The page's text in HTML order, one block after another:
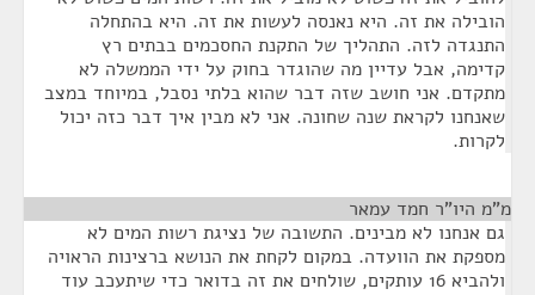
הובילה את זה. היא נאנסה לעשות את זה. היא בהתחלה
התנגדה לזה. התהליך של התקנת החסכמים בבתים רץ
קדימה, אבל עדיין מה שהוגדר בחוק על ידי הממשלה לא
מתקדם. אני חושב שזה דבר שהוא בלתי נסבל, במיוחד במצב
שאנחנו לקראת שנה שחונה. אני לא מבין איך דבר כזה יכול
לקרות.
מ"מ היו"ר חמד עמאר
גם אנחנו לא מבינים. התשובה של נציגת רשות המים לא
מספקת את הוועדה. במקום לקחת את הנושא ברצינות הראויה
ולהביא 16 עותקים, שולחים את זה בדואר כדי שיתעכב עוד